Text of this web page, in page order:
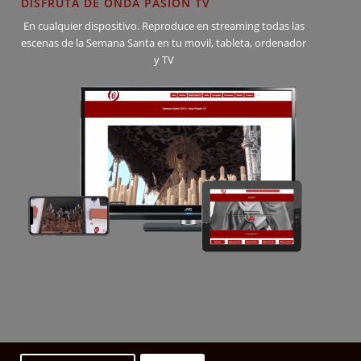
En cualquier dispositivo. Reproduce en streaming todas las
escenas de la Semana Santa en tu movil, tableta, ordenador
y TV